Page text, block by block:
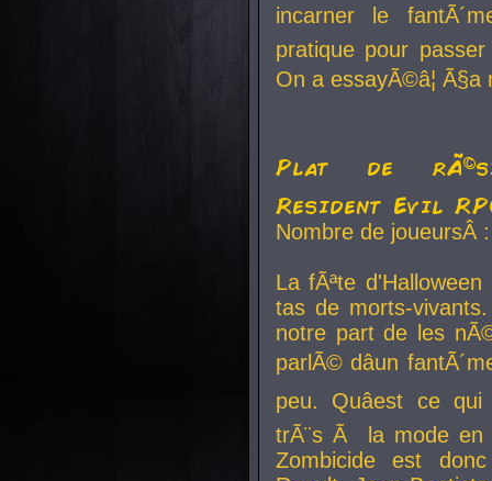
incarner le
pratique pour
On a essayÃ©â¦
Plat de
Resident Evil
Nombre de
La fÃªte
tas de morts-
notre part de les
parlÃ© dâun
peu. Quâest ce
trÃ¨s Ã la mode en
Zombicide est